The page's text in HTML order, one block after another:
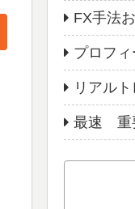
FX手法
プロフ
リアル
最速 重